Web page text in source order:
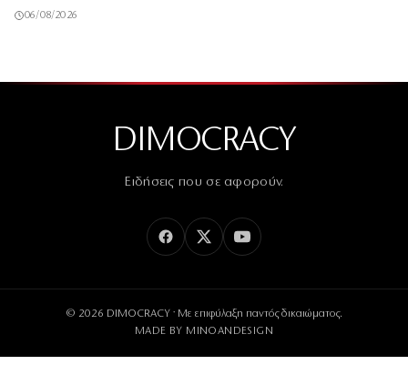
06/08/2026
DIMOCRACY
Ειδήσεις που σε αφορούν.
© 2026 DIMOCRACY · Με επιφύλαξη παντός δικαιώματος.
MADE BY MINOANDESIGN